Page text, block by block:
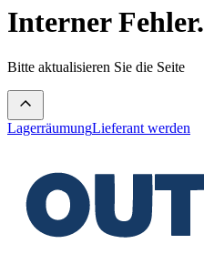
Interner Fehler.
Bitte aktualisieren Sie die Seite
LagerräumungLieferant werden